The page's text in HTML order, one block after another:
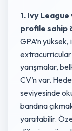
1. Ivy
profile sahip
GPA’n yüksek,
extracurricular
yarışmalar,
CV’n var.
seviyesinde
bandına
yaratabilir.